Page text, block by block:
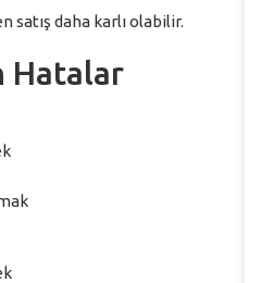
satış daha karlı olabilir.
Hatalar